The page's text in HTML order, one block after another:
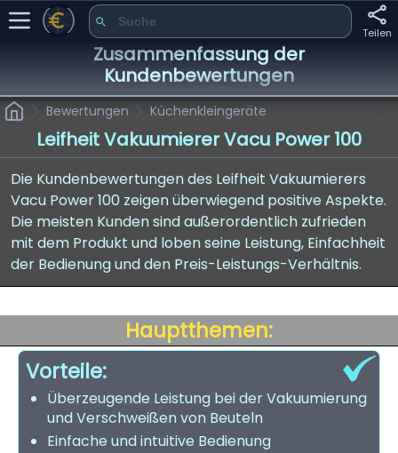
Teilen
Zusammenfassung der
Kundenbewertungen
Bewertungen Küchenkleingeräte
Leifheit Vakuumierer Vacu Power 100
Die Kundenbewertungen des Leifheit Vakuumierers
Vacu Power 100 zeigen überwiegend positive Aspekte.
Die meisten Kunden sind außerordentlich zufrieden
mit dem Produkt und loben seine Leistung, Einfachheit
der Bedienung und den Preis-Leistungs-Verhältnis.
Hauptthemen:
Vorteile:
Überzeugende Leistung bei der Vakuumierung
und Verschweißen von Beuteln
Einfache und intuitive Bedienung